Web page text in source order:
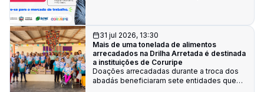
31 jul 2026, 13:30
Mais de uma tonelada de alimentos
arrecadados na Drilha Arretada é destinada
a instituições de Coruripe
Doações arrecadadas durante a troca dos
abadás beneficiaram sete entidades que